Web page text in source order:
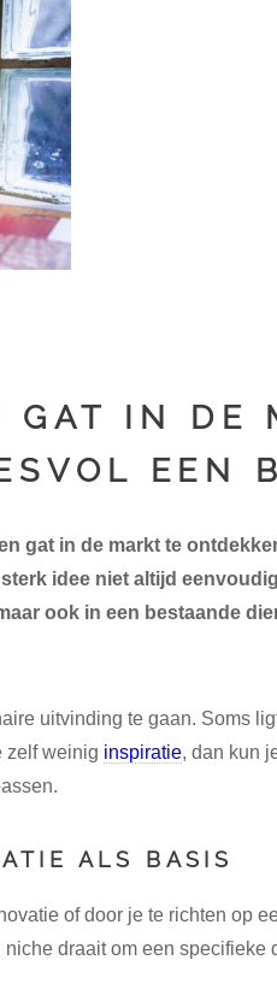
IN DE
EEN
gat in de markt te
idee niet altijd
ook in een bestaande
uitvinding te gaan. Soms
zelf weinig inspiratie, dan kun
ALS BASIS
of door je te richten op
draait om een specifieke